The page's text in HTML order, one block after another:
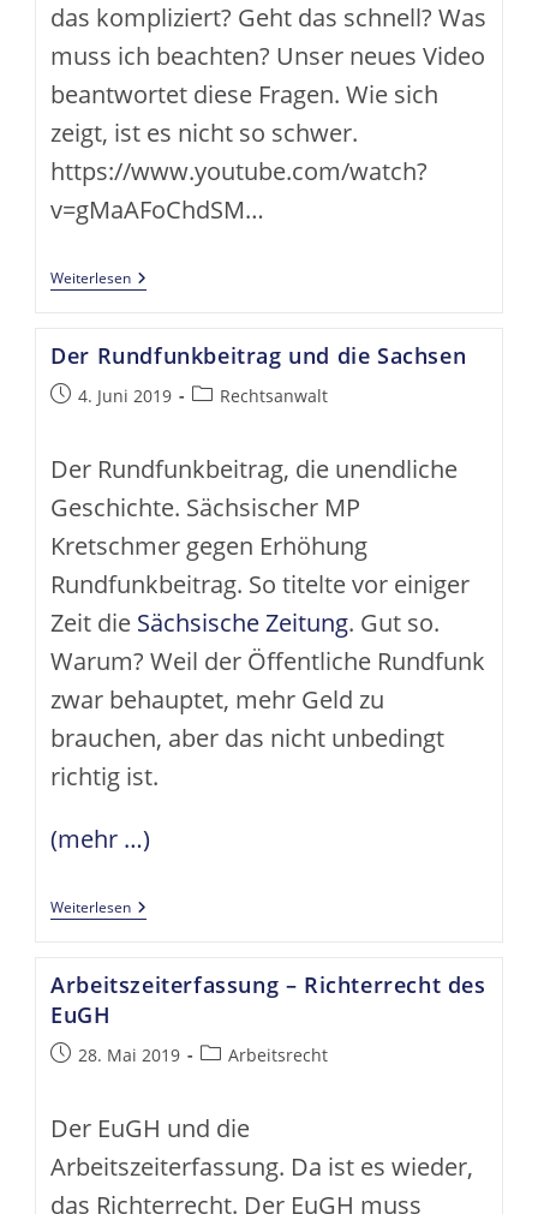
das kompliziert? Geht das schnell? Was
muss ich beachten? Unser neues Video
beantwortet diese Fragen. Wie sich
zeigt, ist es nicht so schwer.
https://www.youtube.com/watch?
v=gMaAFoChdSM…
WeiterlesenWie
Gründe
Unternehmen
Der Rundfunkbeitrag und die Sachsen
Beitrag4. Juni 2019
Beitrags-
Rechtsanwalt
Der Rundfunkbeitrag, die unendliche
Geschichte. Sächsischer MP
Kretschmer gegen Erhöhung
Rundfunkbeitrag. So titelte vor einiger
Zeit die Sächsische Zeitung. Gut so.
Warum? Weil der Öffentliche Rundfunk
zwar behauptet, mehr Geld zu
brauchen, aber das nicht unbedingt
richtig ist.
(mehr …)
WeiterlesenDer
Rundfunkbeitrag
Sachsen
Arbeitszeiterfassung – Richterrecht des
EuGH
Beitrag28. Mai 2019
Beitrags-
Arbeitsrecht
Der EuGH und die
Arbeitszeiterfassung. Da ist es wieder,
das Richterrecht. Der EuGH muss